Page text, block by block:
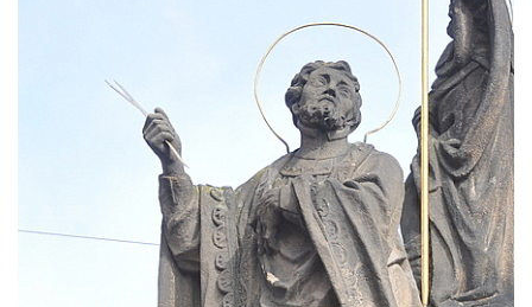
Sloup Panny Marie s Ježíškem
(Svatohorská Madona) v Klášterci nad Ohří
Sloup Nejsvětější Trojice na náměstí v
Klášterci nad Ohří
Sloup Nejsvětější Trojice v Klášterci nad
Sloup Panny Marie s Ježíškem v Klášterci